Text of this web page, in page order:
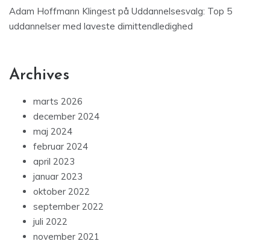
Adam Hoffmann Klingest på Uddannelsesvalg: Top 5
uddannelser med laveste dimittendledighed
Archives
marts 2026
december 2024
maj 2024
februar 2024
april 2023
januar 2023
oktober 2022
september 2022
juli 2022
november 2021